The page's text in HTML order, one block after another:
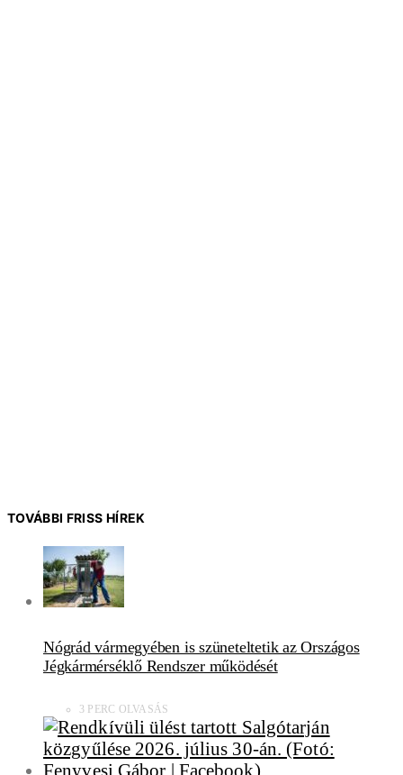
TOVÁBBI FRISS HÍREK
Nógrád vármegyében is szüneteltetik az Országos
Jégkármérséklő Rendszer működését
3 PERC OLVASÁS